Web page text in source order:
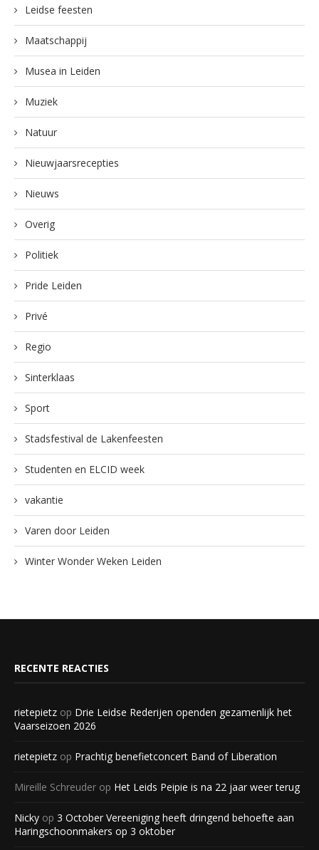
Leidse feesten
Maatschappij
Musea in Leiden
Muziek
Natuur
Nieuwjaarsrecepties
Nieuws
Overig
Politiek
Pride Leiden
Privé
Regio
Sinterklaas
Sport
Stadsfestival de Lakenfeesten
Studenten en ELCID week
vakantie
Varen door Leiden
Winter Wonder Weken Leiden
RECENTE REACTIES
rietepietz op Drie Leidse Rederijen openden gezamenlijk het
Vaarseizoen 2026
rietepietz op Prachtig benefietconcert Band of Liberation
Mireille Schreuder op Het Leids Peipie is na 22 jaar weer terug
Nicky op 3 October Vereeniging heeft dringend behoefte aan
Haringschoonmakers op 3 oktober